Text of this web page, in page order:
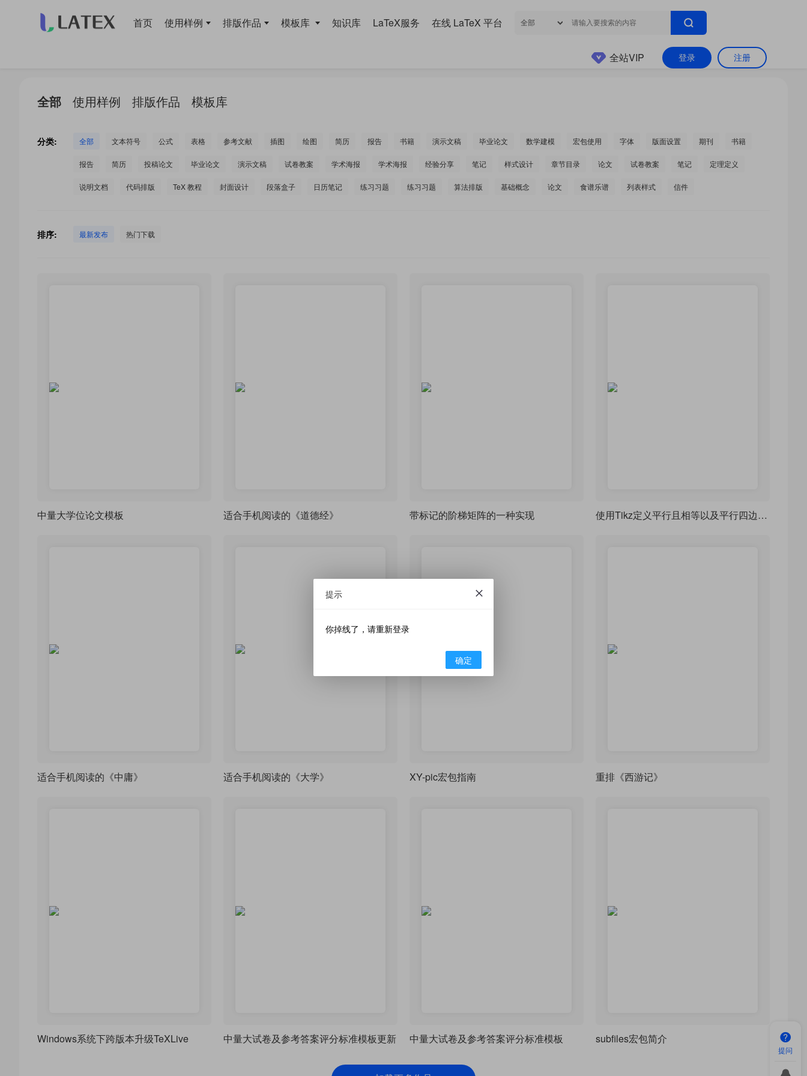
首页 使用样例 排版作品 模板库 知识库 LaTeX服务 在线 LaTeX 平台
登录 注册
全站VIP
全部 使用样例 排版作品 模板库
分类: 全部 文本符号 公式 表格 参考文献 插图 绘图 简历 报告 书籍 演示文稿 毕业论文 数学建模 宏包使用 字体 版面设置 期刊 书籍
报告 简历 投稿论文 毕业论文 演示文稿 试卷教案 学术海报 学术海报 经验分享 笔记 样式设计 章节目录 论文 试卷教案 笔记 定理定义
说明文档 代码排版 TeX 教程 封面设计 段落盒子 日历笔记 练习习题 练习习题 算法排版 基础概念 论文 食谱乐谱 列表样式 信件
排序: 最新发布 热门下载
中量大学位论文模板 适合手机阅读的《道德经》 带标记的阶梯矩阵的一种实现 使用Tikz定义平行且相等以及平行四边形的符号
适合手机阅读的《中庸》 适合手机阅读的《大学》 XY-pic宏包指南 重排《西游记》
Windows系统下跨版本升级TeXLive 中量大试卷及参考答案评分标准模板更新 中量大试卷及参考答案评分标准模板 subfiles宏包简介
提问
提示
你掉线了，请重新登录
确定